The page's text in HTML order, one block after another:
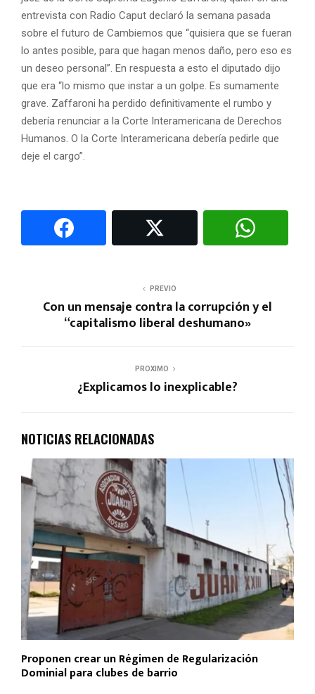
entrevista con Radio Caput declaró la semana pasada
sobre el futuro de Cambiemos que “quisiera que se fueran
lo antes posible, para que hagan menos daño, pero eso es
un deseo personal”. En respuesta a esto el diputado dijo
que era “lo mismo que instar a un golpe. Es sumamente
grave. Zaffaroni ha perdido definitivamente el rumbo y
debería renunciar a la Corte Interamericana de Derechos
Humanos. O la Corte Interamericana debería pedirle que
deje el cargo”.
PREVIO
Con un mensaje contra la corrupción y el
“capitalismo liberal deshumano»
PROXIMO
¿Explicamos lo inexplicable?
NOTICIAS RELACIONADAS
Proponen crear un Régimen de Regularización
Dominial para clubes de barrio